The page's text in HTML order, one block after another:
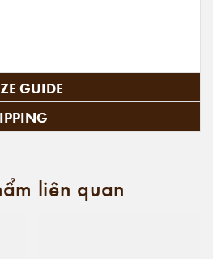
GUIDE
liên quan